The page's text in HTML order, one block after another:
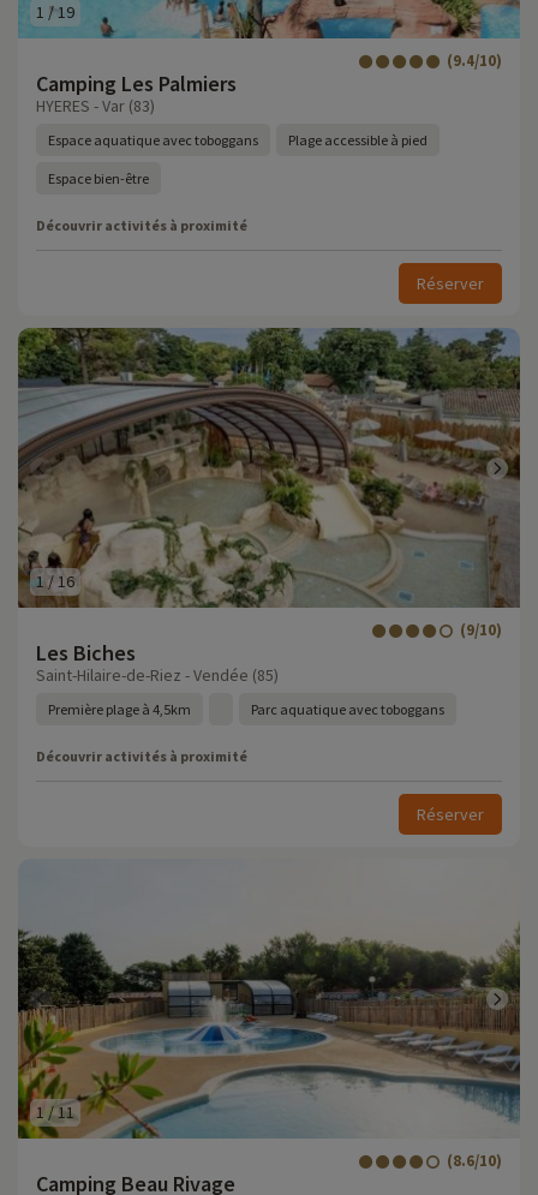
1 /19
Camping Les Palmiers
(9.4/10)
HYERES - Var (83)
Espace aquatique avec toboggans Plage accessible à pied
Espace bien-être
Découvrir activités à proximité
Réserver
1 /16
Les Biches
(9/10)
Saint-Hilaire-de-Riez - Vendée (85)
Première plage à 4,5km Parc aquatique avec toboggans
Découvrir activités à proximité
Réserver
1 /11
Camping Beau Rivage
(8.6/10)